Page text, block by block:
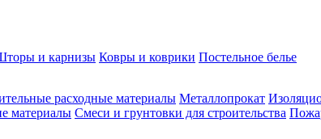
и карнизы Ковры и коврики Постельное белье
расходные материалы Металлопрокат
материалы Смеси и грунтовки для строительства